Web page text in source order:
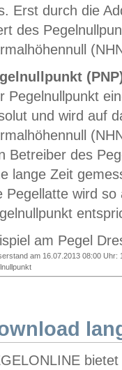
Erst durch die
des
Pegelnullpunkt
und wird auf
Betreiber des
lange Zeit
Pegellatte wird
am Pegel
am 16.07.2013 08:00 Uhr: